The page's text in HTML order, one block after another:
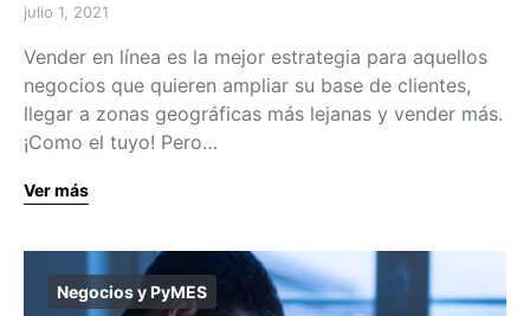
julio 1, 2021
Vender en línea es la mejor estrategia para aquellos
negocios que quieren ampliar su base de clientes,
llegar a zonas geográficas más lejanas y vender más.
¡Como el tuyo! Pero…
Ver más
Negocios y PyMES